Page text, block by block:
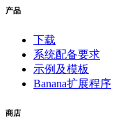
产品
下载
系统配备要求
示例及模板
Banana扩展程序
商店